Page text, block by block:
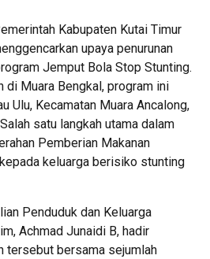
Kabupaten Kutai Timur
upaya penurunan
Jemput Bola Stop Stunting.
di Muara Bengkal, program ini
Ulu, Kecamatan Muara Ancalong,
satu langkah utama dalam
Pemberian Makanan
keluarga berisiko stunting
Penduduk dan Keluarga
Achmad Junaidi B, hadir
tersebut bersama sejumlah